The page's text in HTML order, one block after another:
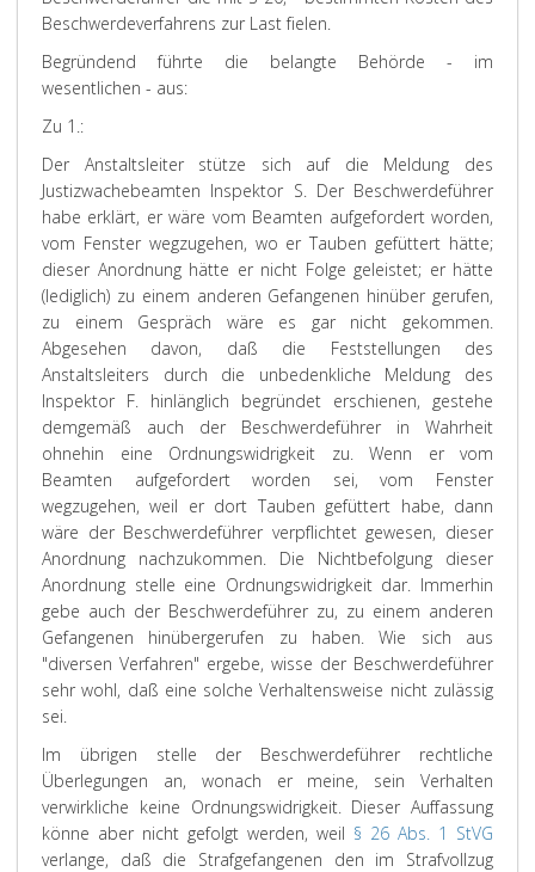
Beschwerdeverfahrens zur Last fielen.
Begründend führte die belangte Behörde - im
wesentlichen - aus:
Zu 1.:
Der Anstaltsleiter stütze sich auf die Meldung des
Justizwachebeamten Inspektor S. Der Beschwerdeführer
habe erklärt, er wäre vom Beamten aufgefordert worden,
vom Fenster wegzugehen, wo er Tauben gefüttert hätte;
dieser Anordnung hätte er nicht Folge geleistet; er hätte
(lediglich) zu einem anderen Gefangenen hinüber gerufen,
zu einem Gespräch wäre es gar nicht gekommen.
Abgesehen davon, daß die Feststellungen des
Anstaltsleiters durch die unbedenkliche Meldung des
Inspektor F. hinlänglich begründet erschienen, gestehe
demgemäß auch der Beschwerdeführer in Wahrheit
ohnehin eine Ordnungswidrigkeit zu. Wenn er vom
Beamten aufgefordert worden sei, vom Fenster
wegzugehen, weil er dort Tauben gefüttert habe, dann
wäre der Beschwerdeführer verpflichtet gewesen, dieser
Anordnung nachzukommen. Die Nichtbefolgung dieser
Anordnung stelle eine Ordnungswidrigkeit dar. Immerhin
gebe auch der Beschwerdeführer zu, zu einem anderen
Gefangenen hinübergerufen zu haben. Wie sich aus
"diversen Verfahren" ergebe, wisse der Beschwerdeführer
sehr wohl, daß eine solche Verhaltensweise nicht zulässig
sei.
Im übrigen stelle der Beschwerdeführer rechtliche
Überlegungen an, wonach er meine, sein Verhalten
verwirkliche keine Ordnungswidrigkeit. Dieser Auffassung
könne aber nicht gefolgt werden, weil § 26 Abs. 1 StVG
verlange, daß die Strafgefangenen den im Strafvollzug